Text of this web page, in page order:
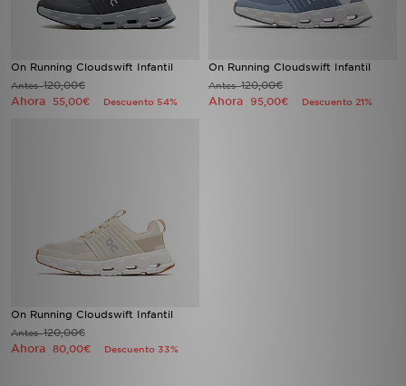
On Running Cloudswift Infantil
Antes120,00€
Ahora 55,00€ Descuento 54%
On Running Cloudswift Infantil
Antes120,00€
Ahora 95,00€ Descuento 21%
On Running Cloudswift Infantil
Antes120,00€
Ahora 80,00€ Descuento 33%